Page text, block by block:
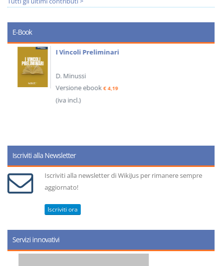
E-Book
I Vincoli Preliminari
D. Minussi
Versione ebook€ 4,19
(iva incl.)
Iscriviti alla Newsletter
Iscriviti alla newsletter di WikiJus per rimanere sempre
aggiornato!
Iscriviti ora
Servizi innovativi